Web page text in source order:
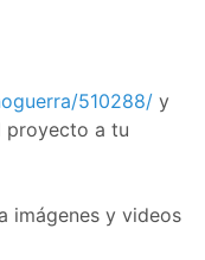
510288/ y
proyecto a tu
imágenes y videos